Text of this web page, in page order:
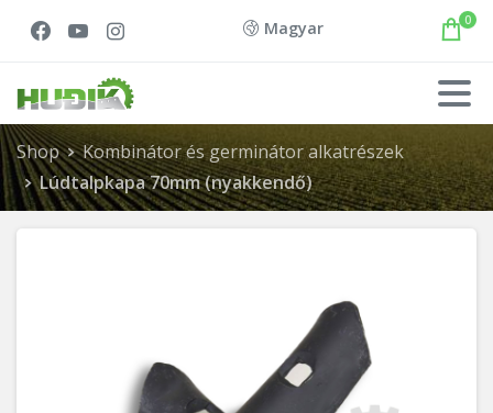
Magyar 0
Shop
Kombinátor és germinátor alkatrészek
Lúdtalpkapa 70mm (nyakkendő)